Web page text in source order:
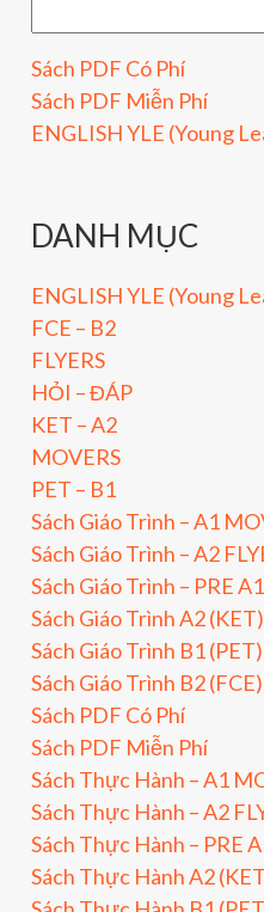
Sách PDF Có Phí
Sách PDF Miễn Phí
ENGLISH YLE (Young
DANH MỤC
ENGLISH YLE (Young
FCE – B2
FLYERS
HỎI – ĐÁP
KET – A2
MOVERS
PET – B1
Sách Giáo Trình – A1
Sách Giáo Trình – A2
Sách Giáo Trình – PRE
Sách Giáo Trình A2 (KET)
Sách Giáo Trình B1 (PET)
Sách Giáo Trình B2 (FCE)
Sách PDF Có Phí
Sách PDF Miễn Phí
Sách Thực Hành – A1
Sách Thực Hành – A2
Sách Thực Hành – PRE
Sách Thực Hành A2